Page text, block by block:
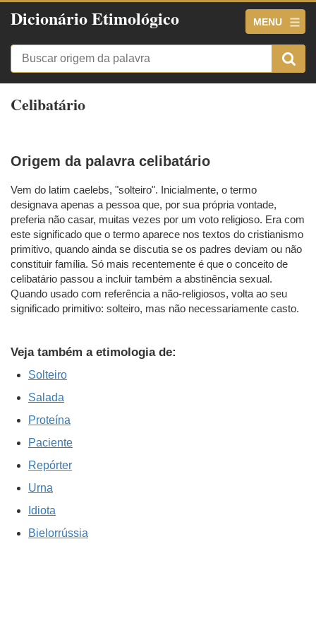
Dicionário Etimológico MENU
Celibatário
Origem da palavra celibatário
Vem do latim caelebs, "solteiro". Inicialmente, o termo
designava apenas a pessoa que, por sua própria vontade,
preferia não casar, muitas vezes por um voto religioso. Era com
este significado que o termo aparece nos textos do cristianismo
primitivo, quando ainda se discutia se os padres deviam ou não
constituir família. Só mais recentemente é que o conceito de
celibatário passou a incluir também a abstinência sexual.
Quando usado com referência a não-religiosos, volta ao seu
significado primitivo: solteiro, mas não necessariamente casto.
Veja também a etimologia de:
Solteiro
Salada
Proteína
Paciente
Repórter
Urna
Idiota
Bielorrússia